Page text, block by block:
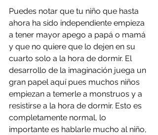
Puedes notar que tu niño que hasta
ahora ha sido independiente empieza
a tener mayor apego a papá o mamá
y que no quiere que lo dejen en su
cuarto solo a la hora de dormir. El
desarrollo de la imaginación juega un
gran papel aquí pues muchos niños
empiezan a temerle a monstruos y a
resistirse a la hora de dormir. Esto es
completamente normal, lo
importante es hablarle mucho al niño,